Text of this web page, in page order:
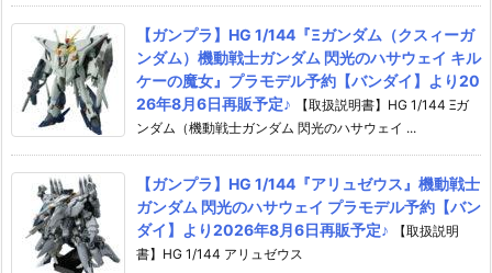
【ガンプラ】HG 1/144『Ξガンダム（クスィーガ
ンダム）機動戦士ガンダム 閃光のハサウェイ キル
ケーの魔女』プラモデル予約【バンダイ】より20
26年8月6日再販予定♪
【取扱説明書】HG 1/144 Ξガ
ンダム（機動戦士ガンダム 閃光のハサウェイ ...
【ガンプラ】HG 1/144『アリュゼウス』機動戦士
ガンダム 閃光のハサウェイ プラモデル予約【バン
ダイ】より2026年8月6日再販予定♪
【取扱説明
書】HG 1/144 アリュゼウス